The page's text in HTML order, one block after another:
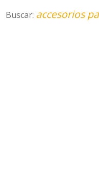
Buscar: accesorios